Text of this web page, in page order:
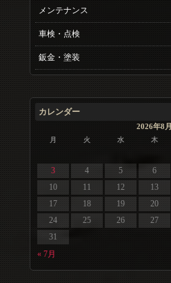
メンテナンス
車検・点検
鈑金・塗装
カレンダー
2026年8月
月 火 水 木
« 7月
3
4 5 6
10
11 12 13
17
18 19 20
24
25 26 27
31